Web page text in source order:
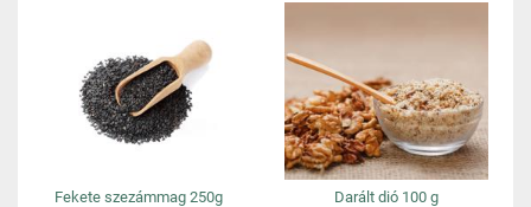
Fekete szezámmag 250g Darált dió 100 g